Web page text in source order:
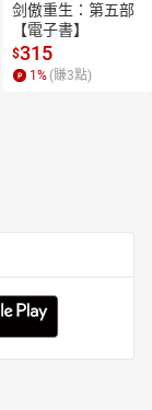
剑傲重生：第五部
【電子書】
$315
1 % (賺3點)